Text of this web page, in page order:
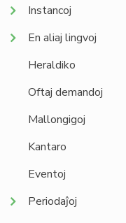
Instancoj
En aliaj lingvoj
Heraldiko
Oftaj demandoj
Mallongigoj
Kantaro
Eventoj
Periodaĵoj